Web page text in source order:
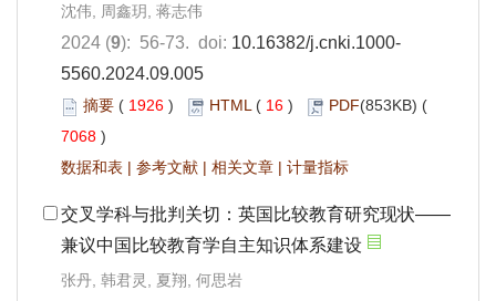
沈伟, 周鑫玥, 蒋志伟
2024 (9): 56-73. doi: 10.16382/j.cnki.1000-
5560.2024.09.005
摘要 ( 1926 ) HTML( 16 ) PDF(853KB) (
7068 )
数据和表 | 参考文献 | 相关文章 | 计量指标
交叉学科与批判关切：英国比较教育研究现状——
兼议中国比较教育学自主知识体系建设
张丹, 韩君灵, 夏翔, 何思岩